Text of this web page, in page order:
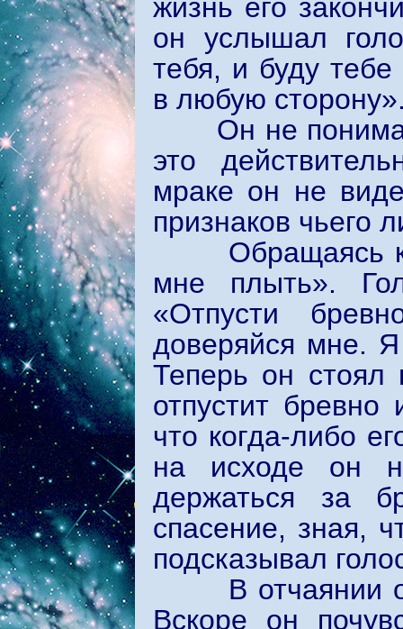
жизнь его
он услышал
тебя, и буду
в любую
Он не понимал:
это
мраке он не
признаков чьего
Обращаясь к
мне плыть».
«Отпусти
доверяйся мне.
Теперь он
отпустит
что когда-либо
на исходе он
держаться за
спасение, зная,
подсказывал
В отчаянии он
Вскоре он